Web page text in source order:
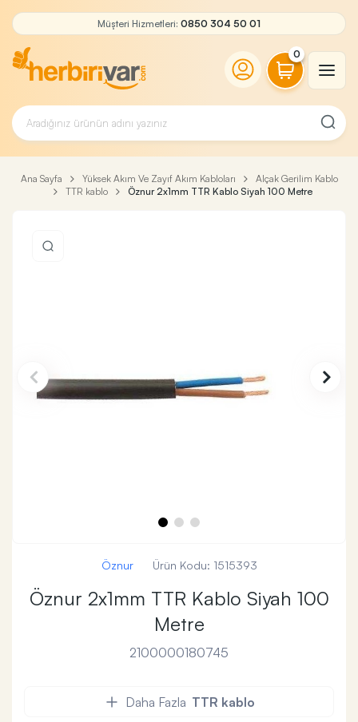
Müşteri Hizmetleri: 0850 304 50 01
0
Ana Sayfa Yüksek Akım Ve Zayıf Akım Kabloları
Alçak Gerilim Kablo
TTR kablo
Öznur 2x1mm TTR Kablo Siyah 100 Metre
Öznur Ürün Kodu: 1515393
Öznur 2x1mm TTR Kablo Siyah 100
Metre
2100000180745
Daha Fazla TTR kablo